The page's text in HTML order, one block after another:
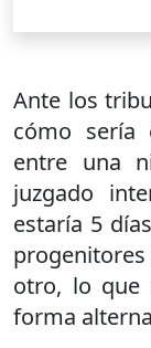
Ante los
cómo sería
entre una
juzgado
estaría 5
otro, lo que
forma